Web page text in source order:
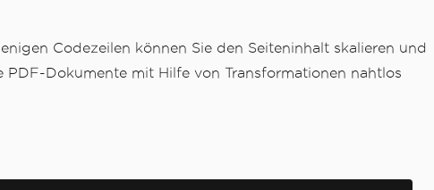
Codezeilen können Sie den Seiteninhalt skalieren und
Dokumente mit Hilfe von Transformationen nahtlos